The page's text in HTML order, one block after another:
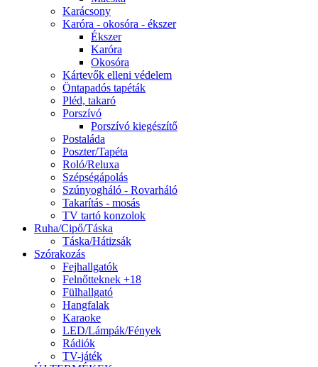
Karácsony
Karóra - okosóra - ékszer
Ékszer
Karóra
Okosóra
Kártevők elleni védelem
Öntapadós tapéták
Pléd, takaró
Porszívó
Porszívó kiegészítő
Postaláda
Poszter/Tapéta
Roló/Reluxa
Szépségápolás
Szúnyogháló - Rovarháló
Takarítás - mosás
TV tartó konzolok
Ruha/Cipő/Táska
Táska/Hátizsák
Szórakozás
Fejhallgatók
Felnőtteknek +18
Fülhallgató
Hangfalak
Karaoke
LED/Lámpák/Fények
Rádiók
TV-játék